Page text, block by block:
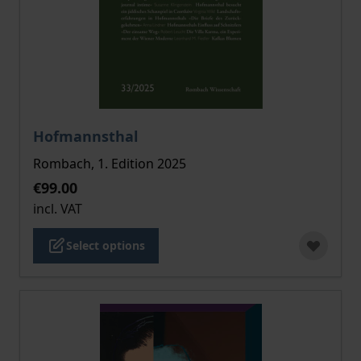
Hofmannsthal
The price depends on the options chosen on the
Rombach, 1. Edition 2025
€99.00
incl. VAT
Select options